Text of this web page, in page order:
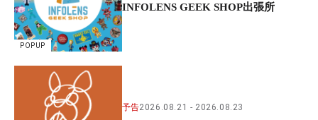
POPUP
INFOLENS GEEK SHOP出張所
予告2026.08.21 2026.08.23